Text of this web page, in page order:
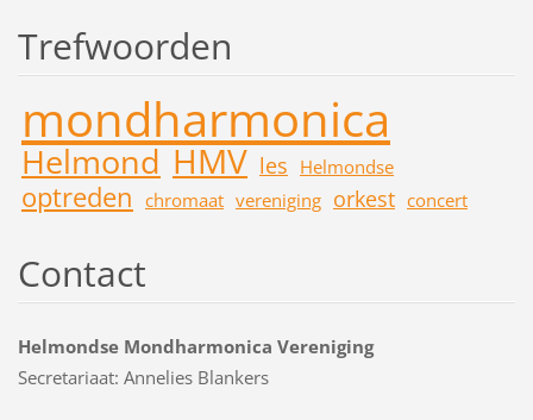
Trefwoorden
mondharmonica
Helmond HMV les Helmondse
optreden chromaat vereniging orkest concert
Contact
Helmondse Mondharmonica Vereniging
Secretariaat: Annelies Blankers